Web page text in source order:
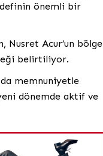
önemli bir
Nusret Acur’un bölge
belirtiliyor.
memnuniyetle
dönemde aktif ve